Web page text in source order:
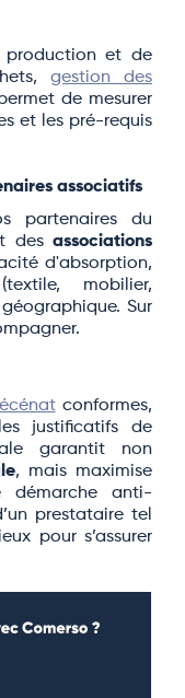
production et de
gestion des
de mesurer
et les pré-requis
associatifs
partenaires du
des associations
d'absorption,
mobilier,
Sur
conformes,
justificatifs de
garantit non
, mais maximise
démarche anti-
prestataire tel
pour s’assurer